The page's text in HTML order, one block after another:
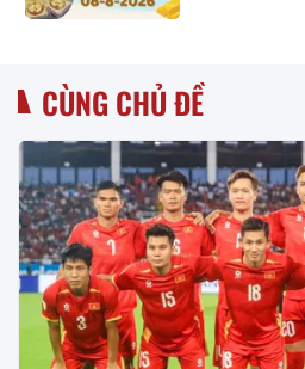
CÙNG CHỦ ĐỀ